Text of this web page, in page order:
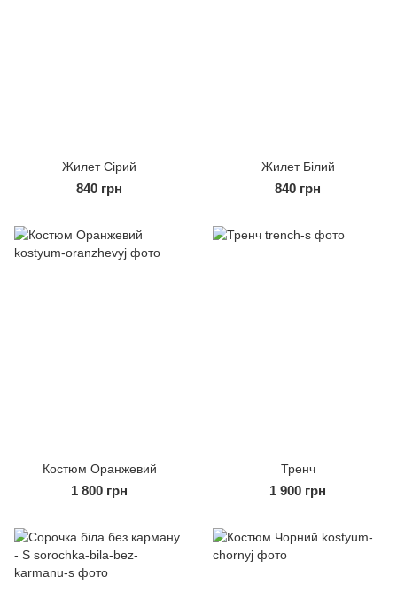
Жилет Сірий
840 грн
Жилет Білий
840 грн
Костюм Оранжевий
1 800 грн
Тренч
1 900 грн